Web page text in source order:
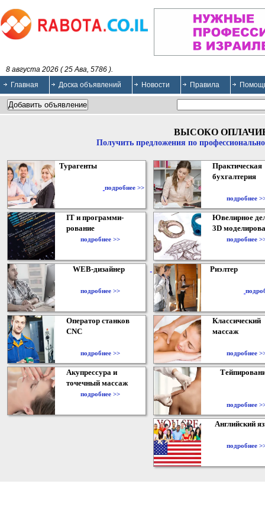
8 августа 2026 ( 25 Ава, 5786 ).
Главная
Доска объявлений Новости Правила
ВЫСОКО
Получить предложения по
Турагенты
подробнее >>
Практическая
бухгалтерия
подробнее
IT и программи-
рование
подробнее >>
Ювелирное
3D
подробнее
WEB-дизайнер
подробнее >>
Риэлтер
Оператор станков
CNC
подробнее >>
Классический
массаж
подробнее
Акупрессура и
точечный массаж
подробнее >>
подробнее
Английский
подробнее